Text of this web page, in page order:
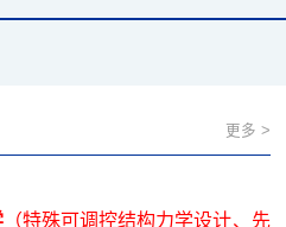
更多 >
（特殊可调控结构力学设计、先